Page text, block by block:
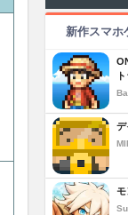
新作スマホ
デ
モ